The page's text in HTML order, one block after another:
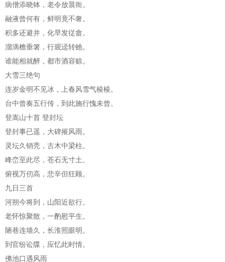
病僧添晓钵，老令放晨衙。
融液曾何有，鲜明竟不奢。
积多还避并，化早发従畲。
溜滴檐垂箸，行观迳转虵。
谁能相就醉，都市酒容赊。
大雪三绝句
连岁金明不见冰，上春风雪气棱棱。
台中曾奏五行传，到此施行愧未曾。
登嵩山十首 登封坛
登封事已遥，大碑摧风雨。
灵坛久销秃，古木中梁柱。
峰峦至此尽，苍石无寸土。
俯视万仞高，悲辛但狂顾。
九日三首
河朔今将到，山阳近欲行。
老怀惊聚散，一酌慰平生。
陋巷连墙久，长淮照眼明。
到官纷讼牒，应忆此时情。
佛池口遇风雨